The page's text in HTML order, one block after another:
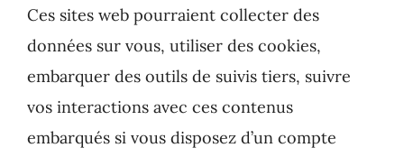
Ces sites web pourraient collecter des
données sur vous, utiliser des cookies,
embarquer des outils de suivis tiers, suivre
vos interactions avec ces contenus
embarqués si vous disposez d’un compte